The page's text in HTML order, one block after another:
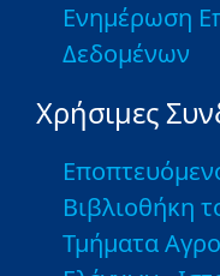
Ενημέρωση
Δεδομένων
Χρήσιμες
Βιβλιοθήκη
Τμήματα